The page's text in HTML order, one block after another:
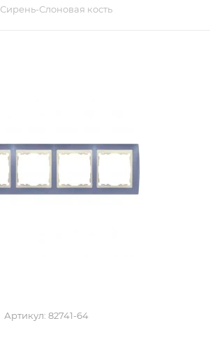
Слоновая кость
Артикул: 82741-64